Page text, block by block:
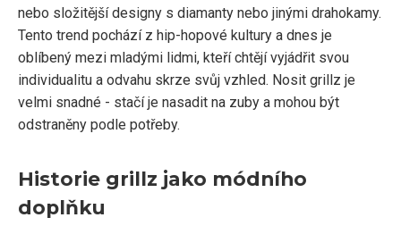
nebo složitější designy s diamanty nebo jinými drahokamy.
Tento trend pochází z hip-hopové kultury a dnes je
oblíbený mezi mladými lidmi, kteří chtějí vyjádřit svou
individualitu a odvahu skrze svůj vzhled. Nosit grillz je
velmi snadné - stačí je nasadit na zuby a mohou být
odstraněny podle potřeby.
Historie grillz jako módního
doplňku